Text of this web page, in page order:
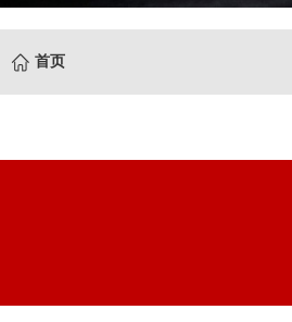
首页